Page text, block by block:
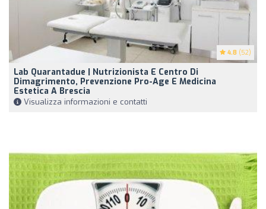
4.8 (52)
Lab Quarantadue | Nutrizionista E Centro Di
Dimagrimento, Prevenzione Pro-Age E Medicina
Estetica A Brescia
Visualizza informazioni e contatti